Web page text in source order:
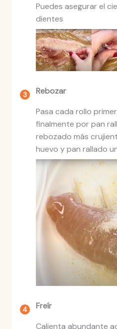
Puedes asegurar el
dientes
Rebozar
Pasa cada rollo
finalmente por pan
rebozado más
huevo y pan rallado
Freír
Calienta abundante